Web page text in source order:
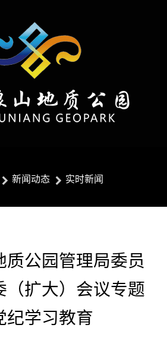
新闻动态 实时新闻
质公园管理局委员
（扩大）会议专题
纪学习教育